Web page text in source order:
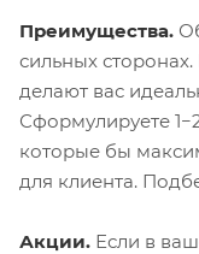
Преимущества.
сильных
делают вас
Сформулируете
которые бы
для клиента.
Акции. Если в